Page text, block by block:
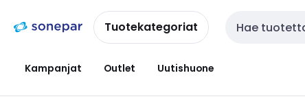
navigointiinsisältöönTuotekategoriat Haku
Kampanjat Outlet Uutishuone